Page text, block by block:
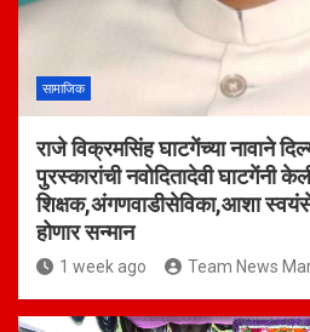
सामाजिक
राजे विक्रमसिंह घाटगेंच्या नावाने
पुरस्कारांची नवोदितादेवी घाटगेंनी
शिक्षक,अंगणवाडीसेविका,आशा
होणार सन्मान
1 week ago Team News